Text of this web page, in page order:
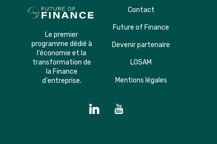
Le premier
programme dédié à
l'économie et la
transformation de
la Finance
Contact
Future of Finance
Devenir partenaire
LOSAM
Mentions légales